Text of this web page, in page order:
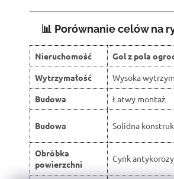
📊 Porównanie celów na
Nieruchomość
Gol z pola
Wytrzymałość
Wysoka
Budowa
Łatwy montaż
Budowa Solidna
Obróbka
powierzchni
Cynk